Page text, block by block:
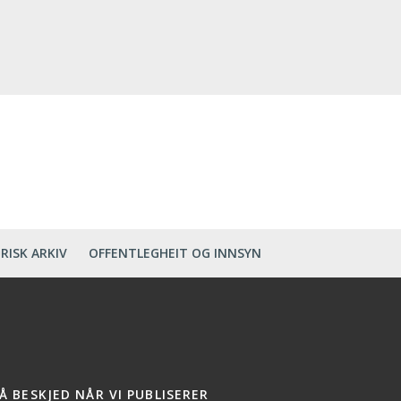
ARKIV OFFENTLEGHEIT OG INNSYN
BESKJED NÅR VI PUBLISERER